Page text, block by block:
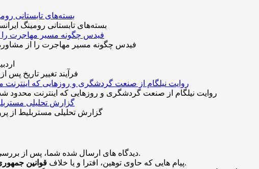
بسته‌های تابستانی رومینگ
فیدس چگونه مسیر مهاجرت را از
فرآیند تغییر تاریخ
روایت نیلگام از صنعت گردشگری و روزهایی که اینترنت محدود
گزارش تحلیلی مستربلیط از
دیدگاه های ارسال شده شما، پس ازمنتشر خواهد شد.
پیام هایی که حاوی توهین، افترا و یا خلاف قوانین
باشد منتشر نخواهد شد.